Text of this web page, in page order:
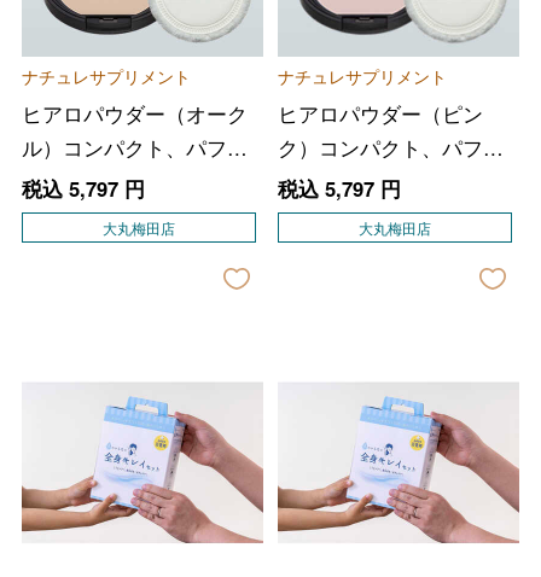
ナチュレサプリメント
ヒアロパウダー（オーク
ル）コンパクト、パフ付
き
税込 5,797円
大丸梅田店
ナチュレサプリメント
ヒアロパウダー（ピン
ク）コンパクト、パフ付
き
税込 5,797円
大丸梅田店